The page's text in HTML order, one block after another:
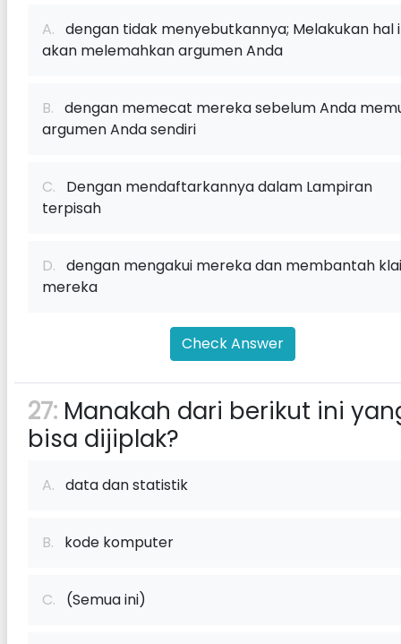
A. dengan tidak menyebutkannya; Melakukan hal
akan melemahkan argumen Anda
B. dengan memecat mereka sebelum Anda
argumen Anda sendiri
C. Dengan mendaftarkannya dalam Lampiran
terpisah
D. dengan mengakui mereka dan membantah
mereka
Check Answer
27: Manakah dari berikut ini
bisa dijiplak?
A. data dan statistik
B. kode komputer
C. (Semua ini)